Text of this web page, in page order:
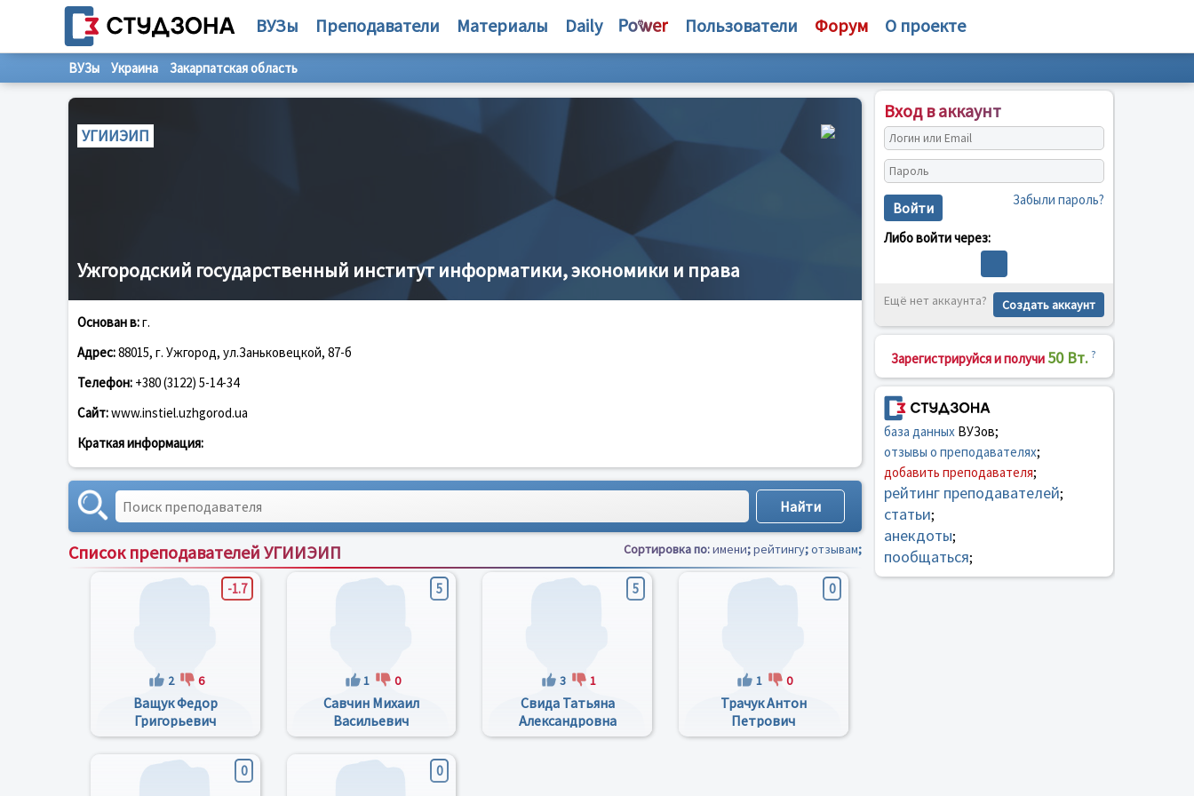
ВУЗы Преподаватели Материалы Daily Пользователи Форум О проекте
ВУЗы Украина Закарпатская область
УГИИЭИП
Ужгородский государственный институт информатики, экономики и права
Основан в:г.
Адрес:88015, г. Ужгород, ул.Заньковецкой, 87-б
Телефон: +380 (3122) 5-14-34
Сайт:www.instiel.uzhgorod.ua
Краткая информация:
Список преподавателей УГИИЭИП Сортировка по:имени;рейтингу;отзывам;
-1.7
2 6
Ващук Федор
Григорьевич
5
1 0
Савчин Михаил
Васильевич
5
3 1
Свида Татьяна
Александровна
0
1 0
Трачук Антон
Петрович
0 0
Вход в аккаунт
Войти Забыли пароль?
Либо войти через:
Ещё нет аккаунта? Создать аккаунт
Зарегистрируйся и получи 50 Вт. ?
база данныхВУЗов;
отзывы о преподавателях;
добавить преподавателя;
рейтинг преподавателей;
статьи;
анекдоты;
пообщаться;